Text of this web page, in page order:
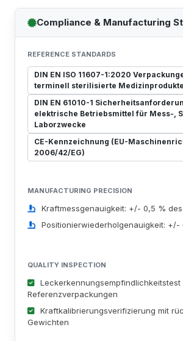
Compliance & Manufacturing
REFERENCE STANDARDS
DIN EN ISO 11607-1:2020
terminell sterilisierte Medizinprodukte
DIN EN 61010-1
elektrische Betriebsmittel für Mess-,
Laborzwecke
CE-Kennzeichnung (EU-
2006/42/EG)
MANUFACTURING PRECISION
Kraftmessgenauigkeit: +/- 0,5 %
Positionierwiederholgenauigkeit: +/-
QUALITY INSPECTION
Leckerkennungsempfindlichkeitstest
Referenzverpackungen
Kraftkalibrierungsverifizierung mit
Gewichten